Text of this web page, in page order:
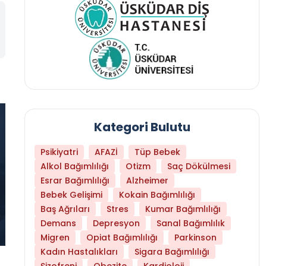
Libido Yüksekliği
Kategori Bulutu
Psikiyatri AFAZİ
Tüp Bebek
Alkol Bağımlılığı
Otizm
Saç Dökülmesi
Esrar Bağımlılığı
Alzheimer
Bebek Gelişimi
Kokain Bağımlılığı
Baş Ağrıları
Stres
Kumar Bağımlılığı
Demans
Depresyon
Sanal Bağımlılık
Migren
Opiat Bağımlılığı
Parkinson
Kadın Hastalıkları
Sigara Bağımlılığı